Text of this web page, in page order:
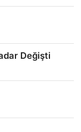
Değişti